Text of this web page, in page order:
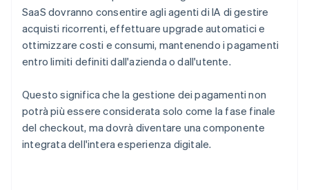
SaaS dovranno consentire agli agenti di IA di gestire
acquisti ricorrenti, effettuare upgrade automatici e
ottimizzare costi e consumi, mantenendo i pagamenti
entro limiti definiti dall'azienda o dall'utente.
Questo significa che la gestione dei pagamenti non
potrà più essere considerata solo come la fase finale
del checkout, ma dovrà diventare una componente
integrata dell'intera esperienza digitale.